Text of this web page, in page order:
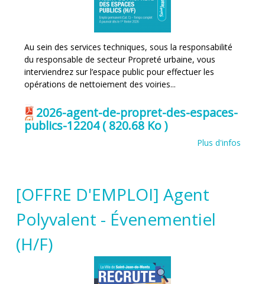
Au sein des services techniques, sous la responsabilité
du responsable de secteur Propreté urbaine, vous
interviendrez sur l’espace public pour effectuer les
opérations de nettoiement des voiries...
2026-agent-de-propret-des-espaces-
publics-12204( 820.68 Ko )
Plus d'infos
[OFFRE D'EMPLOI] Agent
Polyvalent - Évenementiel
(H/F)